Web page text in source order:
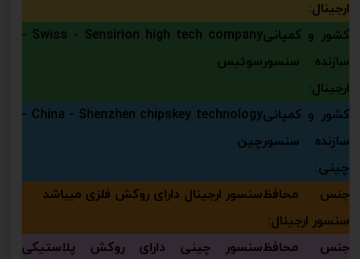
ارجینال:
کشور و کمپانی
سازنده سنسور
ارجینال:
Swiss - Sensirion high tech company -
سوئیس
کشور و کمپانی
سازنده سنسور
چینی:
China - Shenzhen chipskey technology -
چین
جنس محافظ
سنسور ارجینال:
سنسور ارجینال دارای روکش فلزی میباشد
جنس محافظسنسور چینی دارای روکش پلاستیکی